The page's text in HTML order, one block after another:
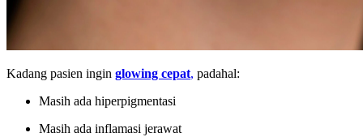
Kadang pasien ingin glowing cepat, padahal:
Masih ada hiperpigmentasi
Masih ada inflamasi jerawat